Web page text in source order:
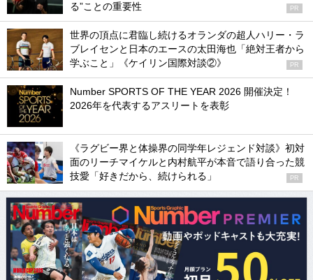
る”ことの重要性
PR
世界の頂点に君臨し続けるオランダの超人ハリー・ラ
ブレイセンと日本のエースの太田海也「絶対王者から
学ぶこと」《ケイリン国際対談②》
PR
Number SPORTS OF THE YEAR 2026 開催決定！
2026年を代表するアスリートを表彰
《ラグビー界と体操界の同学年レジェンド対談》初対
面のリーチマイケルと内村航平が本音で語り合った競
技愛「好きだから、続けられる」
PR